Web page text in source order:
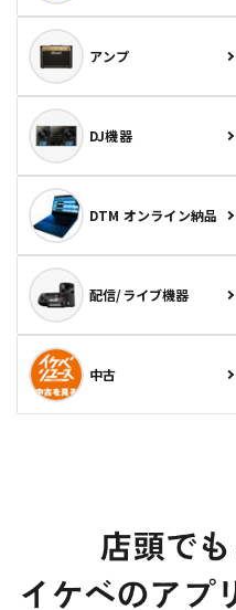
アンプ
DJ機器
DTM オンライン納品
配信/ライブ機器
中古